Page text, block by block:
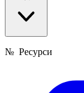
№ Ресурси